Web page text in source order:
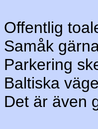
Offentlig
Samåk
Parkering
Baltiska
Det är även